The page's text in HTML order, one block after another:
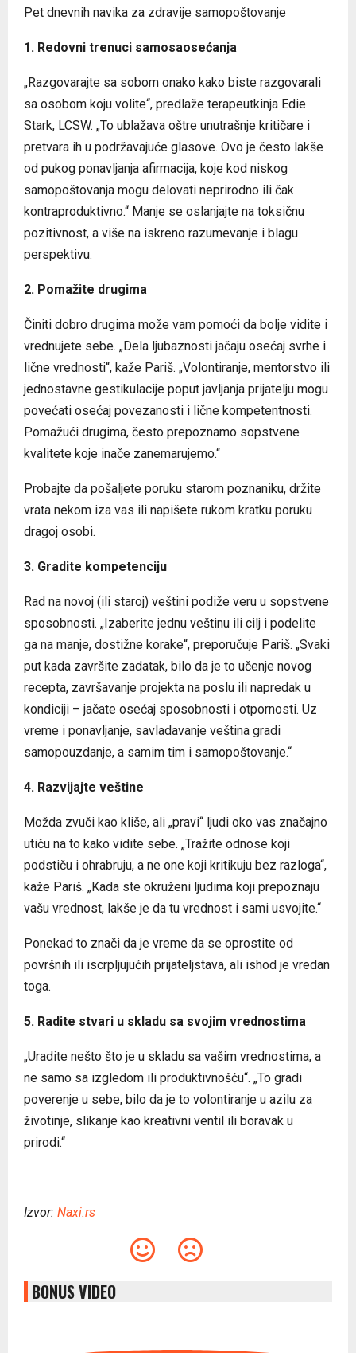
Pet dnevnih navika za zdravije samopoštovanje
1. Redovni trenuci samosaosećanja
„Razgovarajte sa sobom onako kako biste razgovarali
sa osobom koju volite“, predlaže terapeutkinja Edie
Stark, LCSW. „To ublažava oštre unutrašnje kritičare i
pretvara ih u podržavajuće glasove. Ovo je često lakše
od pukog ponavljanja afirmacija, koje kod niskog
samopoštovanja mogu delovati neprirodno ili čak
kontraproduktivno.“ Manje se oslanjajte na toksičnu
pozitivnost, a više na iskreno razumevanje i blagu
perspektivu.
2. Pomažite drugima
Činiti dobro drugima može vam pomoći da bolje vidite i
vrednujete sebe. „Dela ljubaznosti jačaju osećaj svrhe i
lične vrednosti“, kaže Pariš. „Volontiranje, mentorstvo ili
jednostavne gestikulacije poput javljanja prijatelju mogu
povećati osećaj povezanosti i lične kompetentnosti.
Pomažući drugima, često prepoznamo sopstvene
kvalitete koje inače zanemarujemo.“
Probajte da pošaljete poruku starom poznaniku, držite
vrata nekom iza vas ili napišete rukom kratku poruku
dragoj osobi.
3. Gradite kompetenciju
Rad na novoj (ili staroj) veštini podiže veru u sopstvene
sposobnosti. „Izaberite jednu veštinu ili cilj i podelite
ga na manje, dostižne korake“, preporučuje Pariš. „Svaki
put kada završite zadatak, bilo da je to učenje novog
recepta, završavanje projekta na poslu ili napredak u
kondiciji – jačate osećaj sposobnosti i otpornosti. Uz
vreme i ponavljanje, savladavanje veština gradi
samopouzdanje, a samim tim i samopoštovanje.“
4. Razvijajte veštine
Možda zvuči kao kliše, ali „pravi“ ljudi oko vas značajno
utiču na to kako vidite sebe. „Tražite odnose koji
podstiču i ohrabruju, a ne one koji kritikuju bez razloga“,
kaže Pariš. „Kada ste okruženi ljudima koji prepoznaju
vašu vrednost, lakše je da tu vrednost i sami usvojite.“
Ponekad to znači da je vreme da se oprostite od
površnih ili iscrpljujućih prijateljstava, ali ishod je vredan
toga.
5. Radite stvari u skladu sa svojim vrednostima
„Uradite nešto što je u skladu sa vašim vrednostima, a
ne samo sa izgledom ili produktivnošću“. „To gradi
poverenje u sebe, bilo da je to volontiranje u azilu za
životinje, slikanje kao kreativni ventil ili boravak u
prirodi.“
Izvor: Naxi.rs
BONUS VIDEO